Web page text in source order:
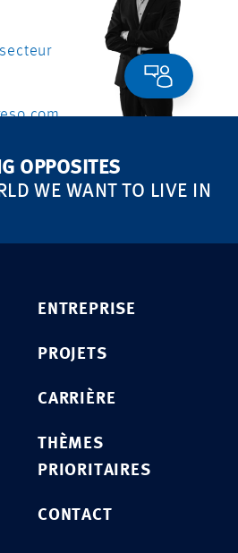
OPPOSITES
WE WANT TO LIVE IN
ENTREPRISE
PROJETS
CARRIÈRE
THÈMES
PRIORITAIRES
CONTACT